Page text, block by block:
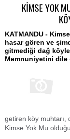
KİMSE YOK
KATMANDU -
hasar gören ve
gitmediği dağ
Memnuniyetini dile
getiren köy muhtarı,
Kimse Yok Mu